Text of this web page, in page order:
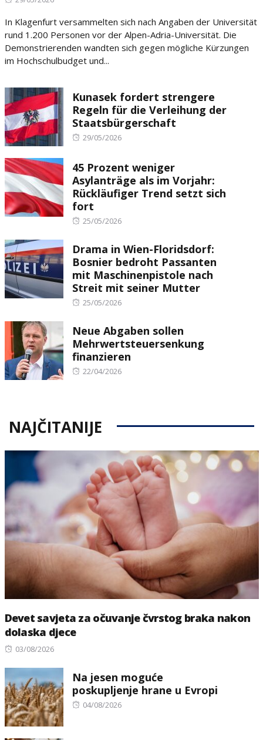
In Klagenfurt versammelten sich nach Angaben der Universität
rund 1.200 Personen vor der Alpen-Adria-Universität. Die
Demonstrierenden wandten sich gegen mögliche Kürzungen
im Hochschulbudget und...
Kunasek fordert strengere
Regeln für die Verleihung der
Staatsbürgerschaft
Posted
29/05/2026
45 Prozent weniger
Asylanträge als im Vorjahr:
Rückläufiger Trend setzt sich
fort
Posted
25/05/2026
Drama in Wien-Floridsdorf:
Bosnier bedroht Passanten
mit Maschinenpistole nach
Streit mit seiner Mutter
Posted
25/05/2026
Neue Abgaben sollen
Mehrwertsteuersenkung
finanzieren
Posted
22/04/2026
NAJČITANIJE
Devet savjeta za očuvanje čvrstog braka nakon
dolaska djece
Posted
03/08/2026
Na jesen moguće
poskupljenje hrane u Evropi
Posted
04/08/2026